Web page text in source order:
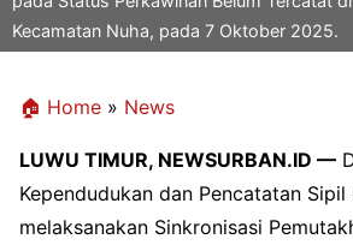
Kecamatan Nuha, pada 7 Oktober 2025.
🏠 Home » News
LUWU TIMUR, NEWSURBAN.ID —
Kependudukan dan Pencatatan
melaksanakan Sinkronisasi